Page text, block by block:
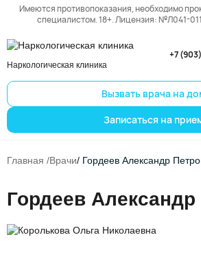
Имеются противопоказания, необходимо
специалистом. 18+. Лицензия: №Л041-
Наркологическая клиника
+7
Вызвать врача на
Записаться на
Главная /Врачи/ Гордеев Александр
Гордеев